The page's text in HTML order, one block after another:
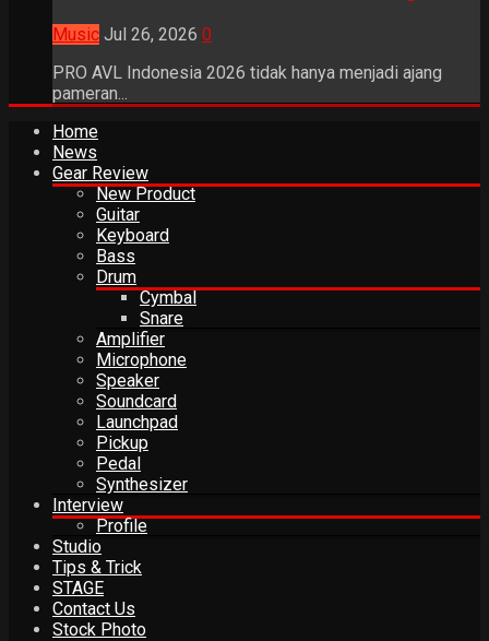
Music Jul 26, 2026 0
PRO AVL Indonesia 2026 tidak hanya menjadi ajang
pameran...
Home
News
Gear Review
New Product
Guitar
Keyboard
Bass
Drum
Cymbal
Snare
Amplifier
Microphone
Speaker
Soundcard
Launchpad
Pickup
Pedal
Synthesizer
Interview
Profile
Studio
Tips & Trick
STAGE
Contact Us
Stock Photo